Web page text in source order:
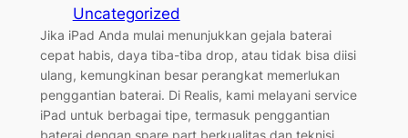
Uncategorized
Jika iPad Anda mulai menunjukkan gejala baterai
cepat habis, daya tiba-tiba drop, atau tidak bisa diisi
ulang, kemungkinan besar perangkat memerlukan
penggantian baterai. Di Realis, kami melayani service
iPad untuk berbagai tipe, termasuk penggantian
baterai dengan spare part berkualitas dan teknisi